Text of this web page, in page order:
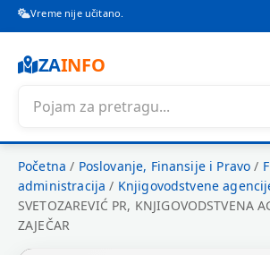
Vreme nije učitano.
ZAINFO
Početna / Poslovanje, Finansije i Pravo /
administracija / Knjigovodstvene
SVETOZAREVIĆ PR, KNJIGOVODSTVENA
ZAJEČAR